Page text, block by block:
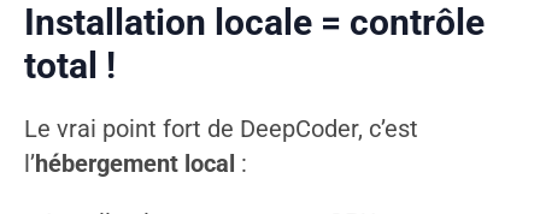
Installation locale = contrôle
total !
Le vrai point fort de DeepCoder, c’est
l’hébergement local :